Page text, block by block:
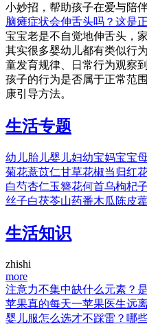
小妙招，帮助孩子在爱与陪
脑瘫症状会伸舌头吗？这是
宝宝老是不自觉地伸舌头，
其实很多婴幼儿都有类似行
童发育规律、日常行为观察
孩子的行为是否属于正常范
康引导方法。
生活专题
幼儿胎儿婴儿妇幼宝妈宝宝
菊花薏苡仁甘草花椒当归红
白芍杏仁玉簪花何首乌枸杞子
丝子白茯苓山药番木瓜 陈皮
生活知识
zhishi
more
注意力不集中缺什么元素？
苹果真的每天一苹果医生远
婴儿服怎么选才不踩雷？哪